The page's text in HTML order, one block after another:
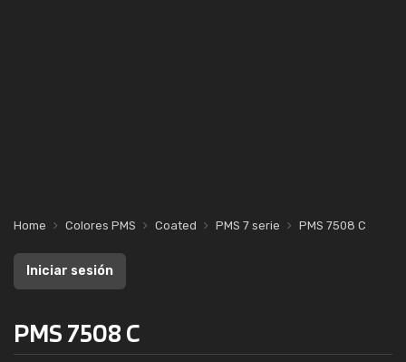
Home Colores PMS Coated PMS 7 serie PMS 7508 C
Iniciar sesión
PMS 7508 C